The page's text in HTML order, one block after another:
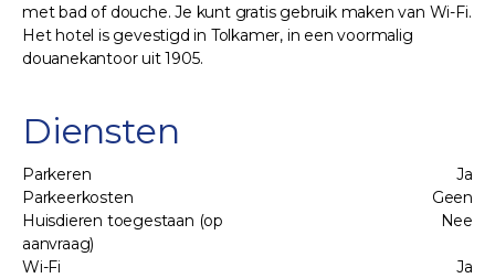
met bad of douche. Je kunt gratis gebruik maken van Wi-Fi.
Het hotel is gevestigd in Tolkamer, in een voormalig
douanekantoor uit 1905.
Diensten
Parkeren
Ja
Parkeerkosten
Geen
Huisdieren toegestaan (op
aanvraag)
Nee
Wi-Fi Ja